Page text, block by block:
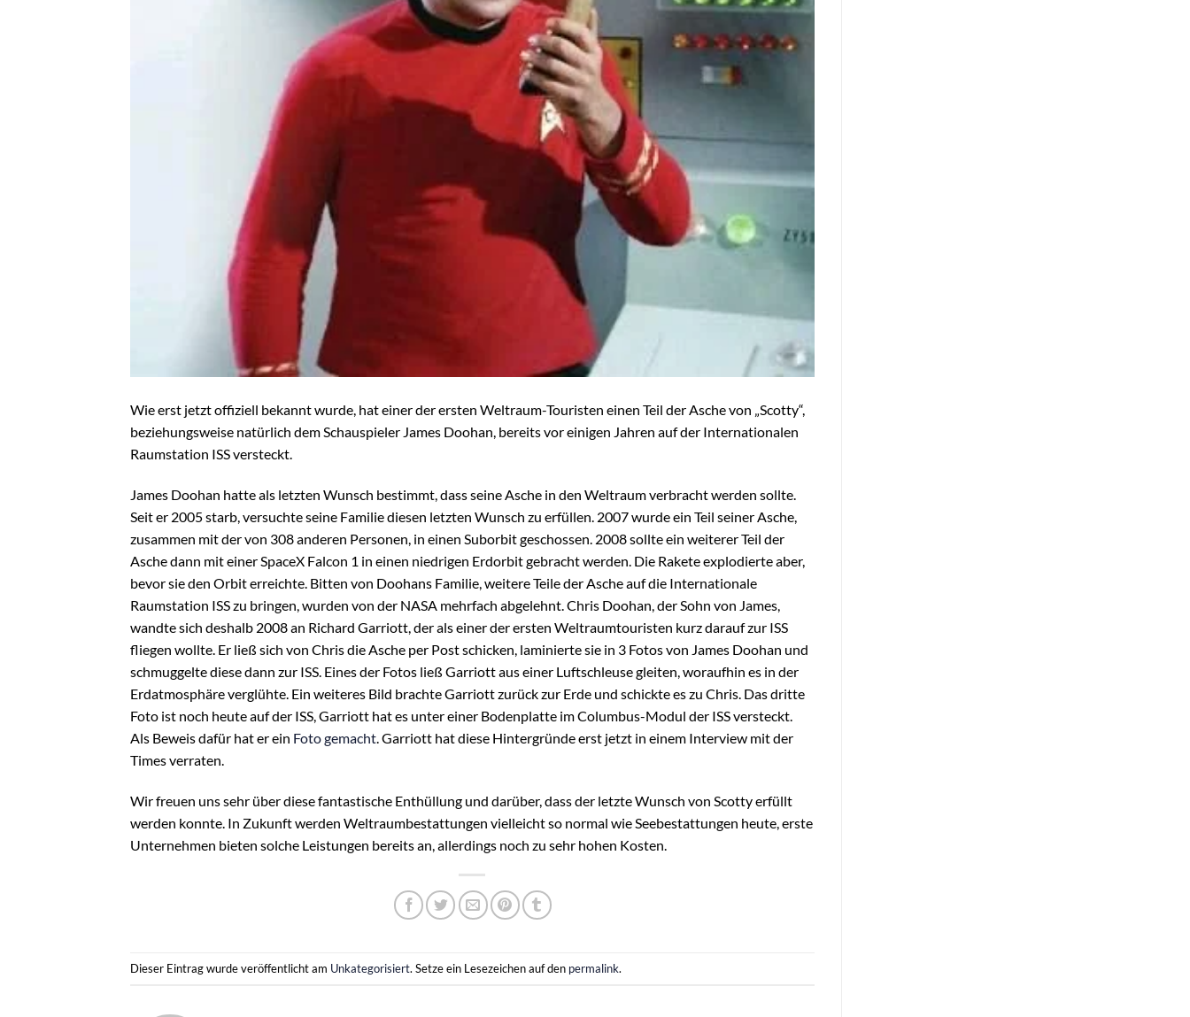
Wie erst jetzt offiziell bekannt wurde, hat einer der ersten Weltraum-Touristen einen Teil der Asche von „Scotty“,
beziehungsweise natürlich dem Schauspieler James Doohan, bereits vor einigen Jahren auf der Internationalen
Raumstation ISS versteckt.
James Doohan hatte als letzten Wunsch bestimmt, dass seine Asche in den Weltraum verbracht werden sollte.
Seit er 2005 starb, versuchte seine Familie diesen letzten Wunsch zu erfüllen. 2007 wurde ein Teil seiner Asche,
zusammen mit der von 308 anderen Personen, in einen Suborbit geschossen. 2008 sollte ein weiterer Teil der
Asche dann mit einer SpaceX Falcon 1 in einen niedrigen Erdorbit gebracht werden. Die Rakete explodierte aber,
bevor sie den Orbit erreichte. Bitten von Doohans Familie, weitere Teile der Asche auf die Internationale
Raumstation ISS zu bringen, wurden von der NASA mehrfach abgelehnt. Chris Doohan, der Sohn von James,
wandte sich deshalb 2008 an Richard Garriott, der als einer der ersten Weltraumtouristen kurz darauf zur ISS
fliegen wollte. Er ließ sich von Chris die Asche per Post schicken, laminierte sie in 3 Fotos von James Doohan und
schmuggelte diese dann zur ISS. Eines der Fotos ließ Garriott aus einer Luftschleuse gleiten, woraufhin es in der
Erdatmosphäre verglühte. Ein weiteres Bild brachte Garriott zurück zur Erde und schickte es zu Chris. Das dritte
Foto ist noch heute auf der ISS, Garriott hat es unter einer Bodenplatte im Columbus-Modul der ISS versteckt.
Als Beweis dafür hat er ein Foto gemacht . Garriott hat diese Hintergründe erst jetzt in einem Interview mit der
Times verraten.
Wir freuen uns sehr über diese fantastische Enthüllung und darüber, dass der letzte Wunsch von Scotty erfüllt
werden konnte. In Zukunft werden Weltraumbestattungen vielleicht so normal wie Seebestattungen heute, erste
Unternehmen bieten solche Leistungen bereits an, allerdings noch zu sehr hohen Kosten.
Dieser Eintrag wurde veröffentlicht am Unkategorisiert. Setze ein Lesezeichen auf den permalink.